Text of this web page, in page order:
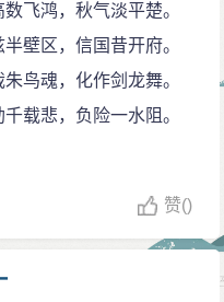
飞鸿，秋气淡平楚。
壁区，信国昔开府。
鸟魂，化作剑龙舞。
载悲，负险一水阻。
赞()